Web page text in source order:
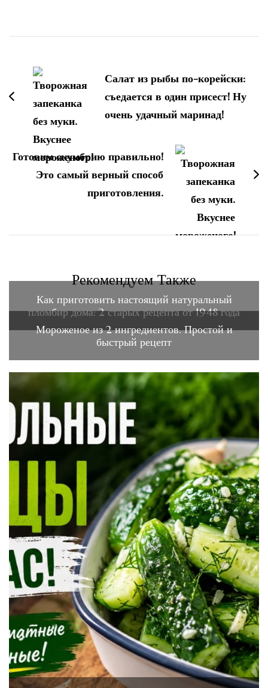
записям
Салат из рыбы по-корейски:
съедается в один присест! Ну
очень удачный маринад!
Готовим скумбрию правильно!
Это самый верный способ
приготовления.
Рекомендуем Также
Как приготовить настоящий натуральный
пломбир дома: 2 старых рецепта от 1948 года
Мороженое из 2 ингредиентов. Простой и
быстрый рецепт